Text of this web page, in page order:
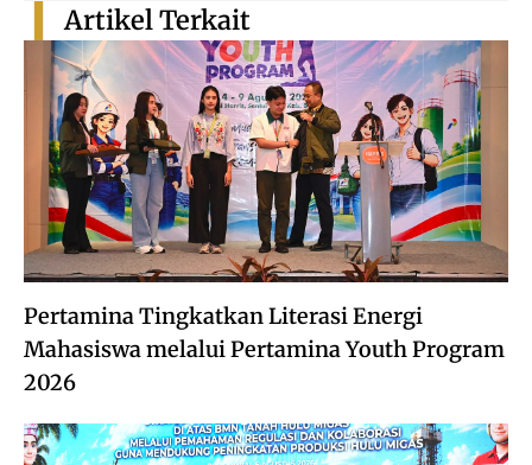
Pertamina Tingkatkan Literasi Energi
Mahasiswa melalui Pertamina Youth Program
2026
Artikel Terkait